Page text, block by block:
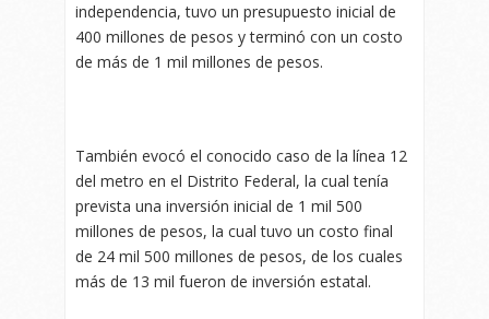
independencia, tuvo un presupuesto inicial de
400 millones de pesos y terminó con un costo
de más de 1 mil millones de pesos.
También evocó el conocido caso de la línea 12
del metro en el Distrito Federal, la cual tenía
prevista una inversión inicial de 1 mil 500
millones de pesos, la cual tuvo un costo final
de 24 mil 500 millones de pesos, de los cuales
más de 13 mil fueron de inversión estatal.